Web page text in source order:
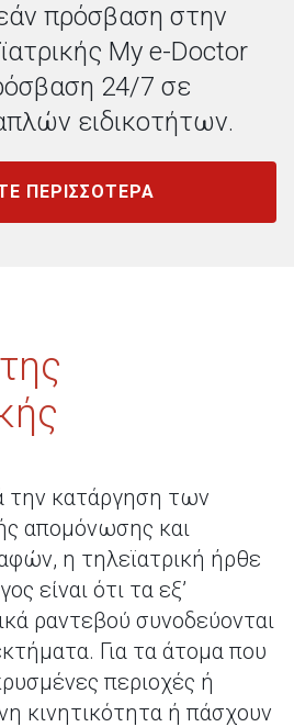
πρόσβαση στην
My e-Doctor
24/7 σε
ειδικοτήτων.
ΠΕΡΙΣΣΟΤΕΡΑ
την κατάργηση των
απομόνωσης και
η τηλεϊατρική ήρθε
είναι ότι τα εξ’
ραντεβού συνοδεύονται
Για τα άτομα που
περιοχές ή
κινητικότητα ή πάσχουν